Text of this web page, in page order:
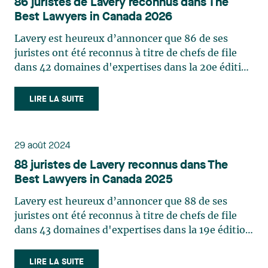
86 juristes de Lavery reconnus dans The
Best Lawyers in Canada 2026
Lavery est heureux d’annoncer que 86 de ses
juristes ont été reconnus à titre de chefs de file
dans 42 domaines d'expertises dans la 20e édition
2026. Ce classement est fondé intégralement sur
la reconnaissance par des pairs et récompense les
juristes du pays. Trois associées du cabinet ont été
2026 du répertoire The Best Lawyers in Canada :
Josianne Beaudry: Mining Law Marie-Josée
Hétu: Labour and Employment Law Jonathan
Lacoste-Jobin: Insurance Law Consultez ci-bas la
liste complète des avocates et avocats de Lavery
LIRE LA SUITE
29 août 2024
88 juristes de Lavery reconnus dans The
Best Lawyers in Canada 2025
Lavery est heureux d’annoncer que 88 de ses
juristes ont été reconnus à titre de chefs de file
dans 43 domaines d'expertises dans la 19e édition
2025. Ce classement est fondé intégralement sur
LIRE LA SUITE